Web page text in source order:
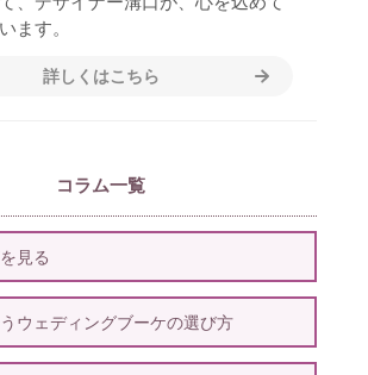
ます。
詳しくはこちら
コラム一覧
見る
ウェディングブーケの選び方